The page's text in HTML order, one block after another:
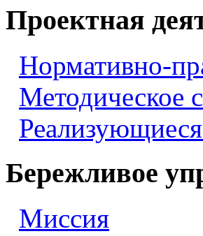
Проектная
Нормативно-
Методическое
Бережливое
Миссия